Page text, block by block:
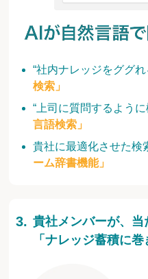
“社内ナレッジをググ
検索」
“上司に質問するよう
言語検索」
貴社に最適化させた検
ーム辞書機能」
貴社メンバーが、当
「ナレッジ蓄積に